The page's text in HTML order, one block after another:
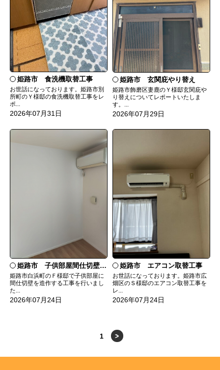
姫路市 食洗機取替工事
お世話になっております。姫路市別
所町のＹ様邸の食洗機取替工事をレ
ポ...
2026年07月31日
姫路市 玄関庇やり替え
姫路市飾磨区妻鹿のＹ様邸玄関庇や
り替えについてレポートいたしま
す。...
2026年07月29日
姫路市 子供部屋間仕切壁造作
姫路市白浜町のＦ様邸で子供部屋に
間仕切壁を造作する工事を行いまし
た...
2026年07月24日
姫路市 エアコン取替工事
お世話になっております。姫路市広
畑区のＳ様邸のエアコン取替工事を
レ...
2026年07月24日
1 >